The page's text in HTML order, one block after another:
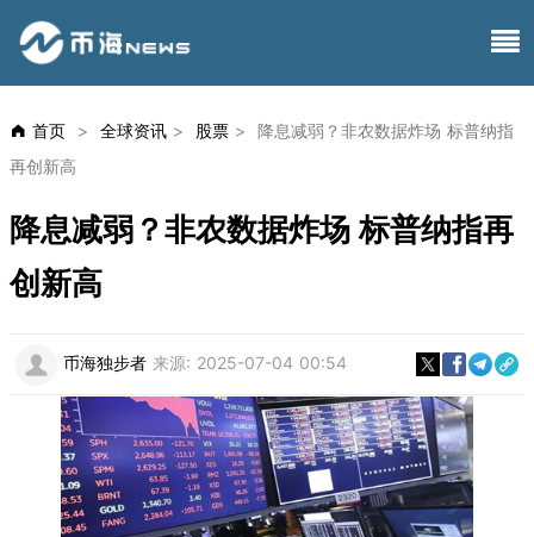
首页 > 全球资讯 > 股票 >
降息减弱？非农数据炸场 标普纳指
再创新高
降息减弱？非农数据炸场 标普纳指再
创新高
币海独步者 来源: 2025-07-04 00:54